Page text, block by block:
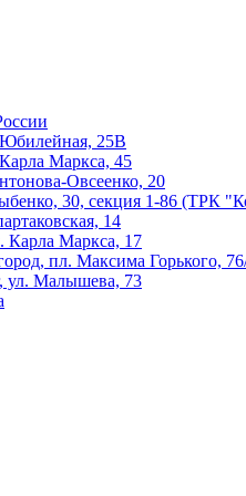
Юбилейная, 25В
Маркса, 45
Овсеенко, 20
30, секция 1-86 (ТРК
14
Карла Маркса, 17
пл. Максима Горького,
ул. Малышева, 73